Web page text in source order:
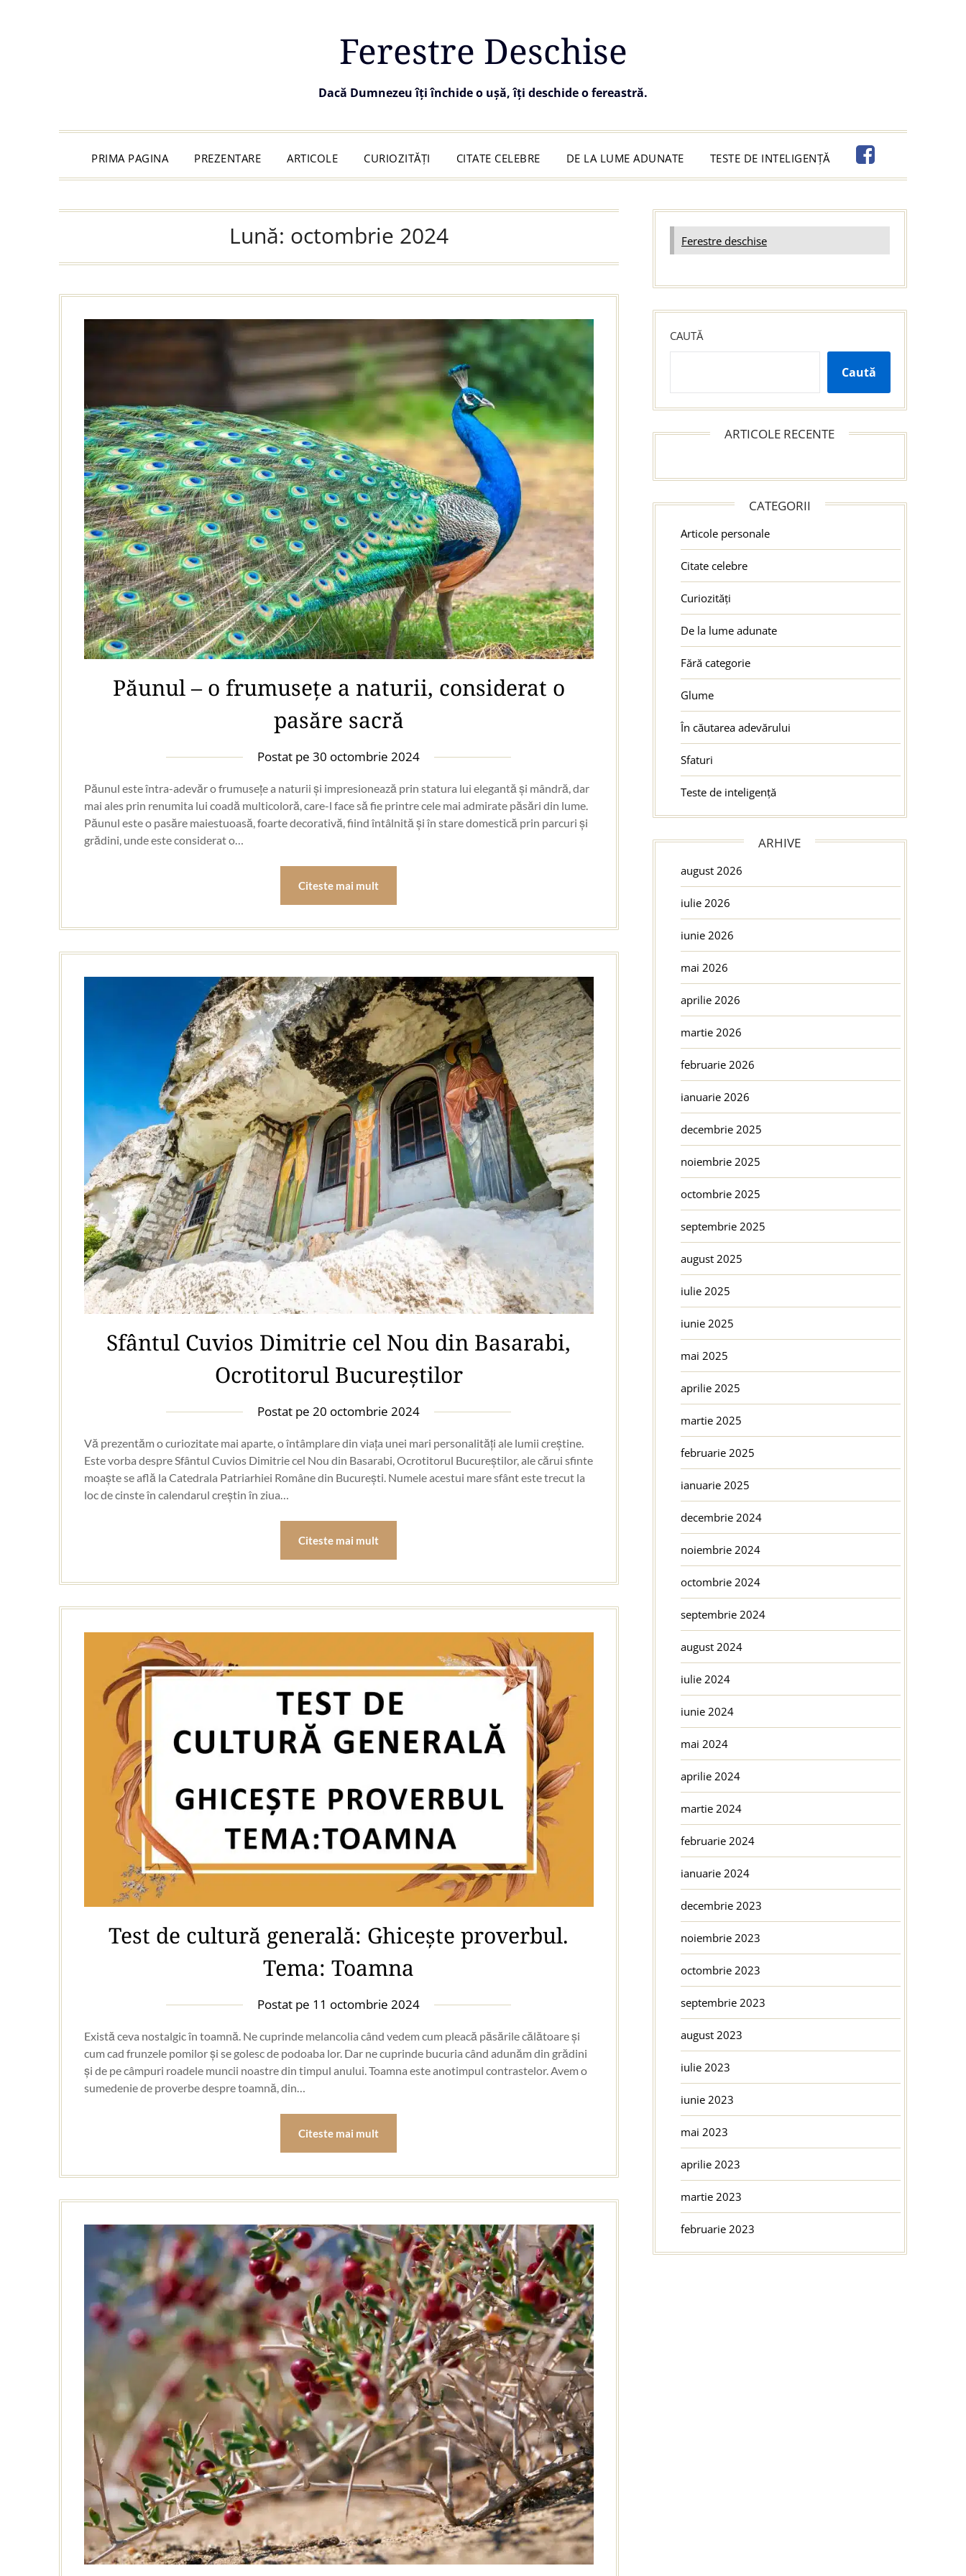
Ferestre Deschise
Dacă Dumnezeu îți închide o ușă, îți deschide o fereastră.
PRIMA PAGINA PREZENTARE ARTICOLE CURIOZITĂȚI CITATE CELEBRE DE LA LUME ADUNATE TESTE DE INTELIGENȚĂ
Lună: octombrie 2024
Păunul – o frumusețe a naturii, considerat o
pasăre sacră
Postat pe30 octombrie 2024
Păunul este întra-adevăr o frumusețe a naturii și impresionează prin statura lui elegantă și mândră, dar
mai ales prin renumita lui coadă multicoloră, care-l face să fie printre cele mai admirate păsări din lume.
Păunul este o pasăre maiestuoasă, foarte decorativă, fiind întâlnită și în stare domestică prin parcuri și
grădini, unde este considerat o…
Citeste mai mult
Sfântul Cuvios Dimitrie cel Nou din Basarabi,
Ocrotitorul Bucureștilor
Postat pe20 octombrie 2024
Vă prezentăm o curiozitate mai aparte, o întâmplare din viața unei mari personalități ale lumii creștine.
Este vorba despre Sfântul Cuvios Dimitrie cel Nou din Basarabi, Ocrotitorul Bucureștilor, ale cărui sfinte
moaște se află la Catedrala Patriarhiei Române din București. Numele acestui mare sfânt este trecut la
loc de cinste în calendarul creștin în ziua…
Citeste mai mult
Test de cultură generală: Ghicește proverbul.
Tema: Toamna
Postat pe 11 octombrie 2024
Există ceva nostalgic în toamnă. Ne cuprinde melancolia când vedem cum pleacă păsările călătoare și
cum cad frunzele pomilor și se golesc de podoaba lor. Dar ne cuprinde bucuria când adunăm din grădini
și de pe câmpuri roadele muncii noastre din timpul anului. Toamna este anotimpul contrastelor. Avem o
sumedenie de proverbe despre toamnă, din…
Citeste mai mult
Ferestre deschise
CAUTĂ
Caută
ARTICOLE RECENTE
CATEGORII
Articole personale
Citate celebre
Curiozități
De la lume adunate
Fără categorie
Glume
În căutarea adevărului
Sfaturi
Teste de inteligență
ARHIVE
august 2026
iulie 2026
iunie 2026
mai 2026
aprilie 2026
martie 2026
februarie 2026
ianuarie 2026
decembrie 2025
noiembrie 2025
octombrie 2025
septembrie 2025
august 2025
iulie 2025
iunie 2025
mai 2025
aprilie 2025
martie 2025
februarie 2025
ianuarie 2025
decembrie 2024
noiembrie 2024
octombrie 2024
septembrie 2024
august 2024
iulie 2024
iunie 2024
mai 2024
aprilie 2024
martie 2024
februarie 2024
ianuarie 2024
decembrie 2023
noiembrie 2023
octombrie 2023
septembrie 2023
august 2023
iulie 2023
iunie 2023
mai 2023
aprilie 2023
martie 2023
februarie 2023